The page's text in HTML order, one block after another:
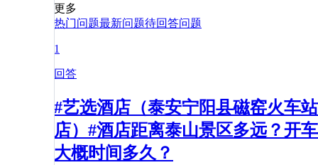
更多
热门问题最新问题待回答问题
1
回答
#艺选酒店（泰安宁阳县磁窑火车站
店）#酒店距离泰山景区多远？开车
大概时间多久？